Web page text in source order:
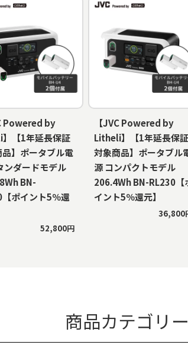
Powered by
【1年延長保証
】ポータブル電
ンダードモデル
BN-
ポイント5％還
52,800円
【JVC Powered by
Litheli】【1年延長保証
対象商品】ポータブル
源 コンパクトモデル
206.4Wh BN-RL230【
イント5％還元】
36,800
商品カテゴリ